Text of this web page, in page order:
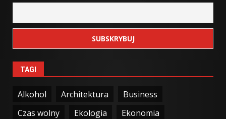
TAGI
Alkohol Architektura
Business
Czas wolny
Ekologia
Ekonomia